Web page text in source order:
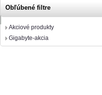
Obľúbené filtre
Akciové produkty
Gigabyte-akcia